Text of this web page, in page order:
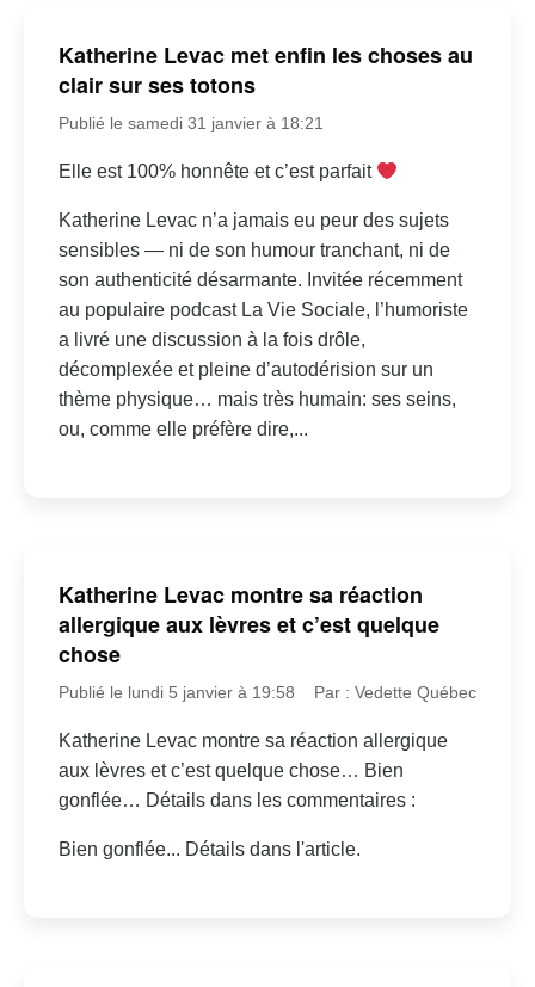
Katherine Levac met enfin les choses au
clair sur ses totons
Publié le samedi 31 janvier à 18:21
Elle est 100% honnête et c’est parfait
Katherine Levac n’a jamais eu peur des sujets
sensibles — ni de son humour tranchant, ni de
son authenticité désarmante. Invitée récemment
au populaire podcast La Vie Sociale, l’humoriste
a livré une discussion à la fois drôle,
décomplexée et pleine d’autodérision sur un
thème physique… mais très humain: ses seins,
ou, comme elle préfère dire,...
Katherine Levac montre sa réaction
allergique aux lèvres et c’est quelque
chose
Publié le lundi 5 janvier à 19:58 Par : Vedette Québec
Katherine Levac montre sa réaction allergique
aux lèvres et c’est quelque chose… Bien
gonflée… Détails dans les commentaires :
Bien gonflée... Détails dans l'article.